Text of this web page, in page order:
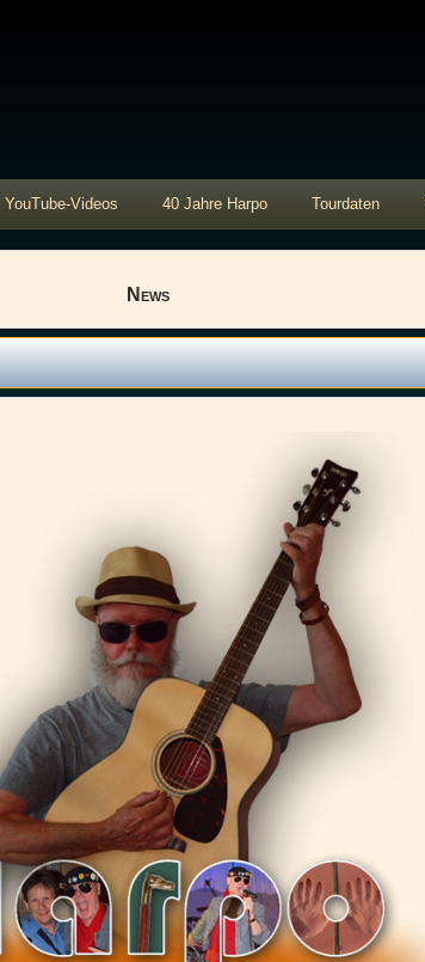
YouTube-Videos 40 Jahre Harpo Tourdaten
News